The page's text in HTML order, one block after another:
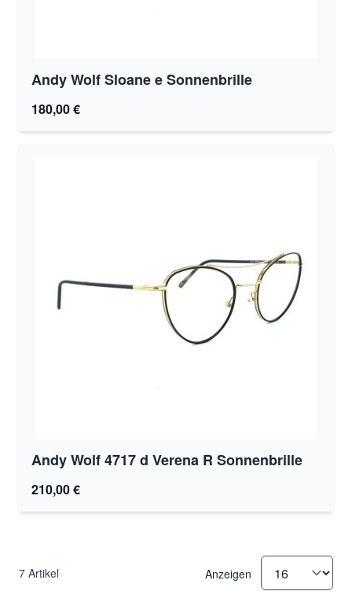
Andy Wolf Sloane e Sonnenbrille
180,00 €
Andy Wolf 4717 d Verena R Sonnenbrille
210,00 €
7 Artikel Anzeigen